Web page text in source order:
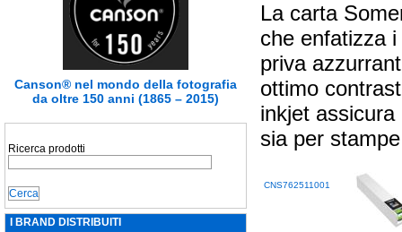
Canson® nel mondo della fotografia
da oltre 150 anni (1865 – 2015)
Ricerca prodotti
I BRAND DISTRIBUITI
La carta
che enfatizza
priva
ottimo
inkjet
sia per
CNS762511001